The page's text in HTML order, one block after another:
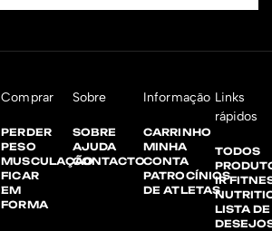
Comprar
PERDER
PESO
MUSCULAÇÃO
FICAR
EM
FORMA
Sobre
SOBRE
AJUDA
CONTACTO
Informação
CARRINHO
MINHA
CONTA
PATROCÍNIOS
DE ATLETAS
Links
rápidos
TODOS
IR
LISTA DE